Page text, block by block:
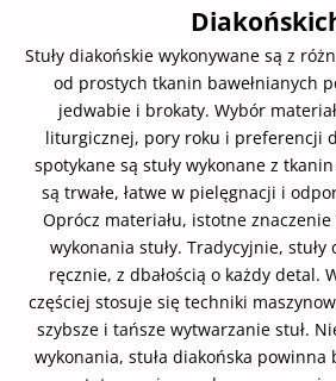
Stuły diakońskie wykonywane są z
od prostych tkanin bawełnianych
jedwabie i brokaty. Wybór
liturgicznej, pory roku i preferencji
spotykane są stuły wykonane z
są trwałe, łatwe w pielęgnacji i
Oprócz materiału, istotne
wykonania stuły. Tradycyjnie, stuły
ręcznie, z dbałością o każdy detal.
częściej stosuje się techniki
szybsze i tańsze wytwarzanie stuł.
wykonania, stuła diakońska powinna